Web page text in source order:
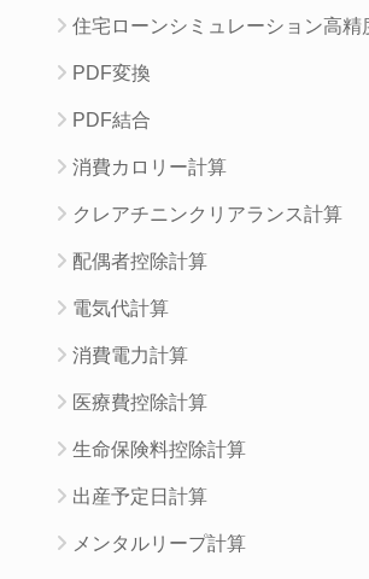
住宅ローンシミュレーション高精
PDF変換
PDF結合
消費カロリー計算
クレアチニンクリアランス計算
配偶者控除計算
電気代計算
消費電力計算
医療費控除計算
生命保険料控除計算
出産予定日計算
メンタルリープ計算